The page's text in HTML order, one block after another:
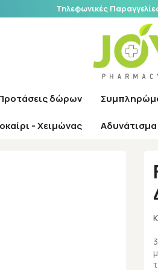
Τηλεφωνικές
δώρων
- Χειμώνας Αδυνάτισμα
/ Εταιρίες / Frezyderm /